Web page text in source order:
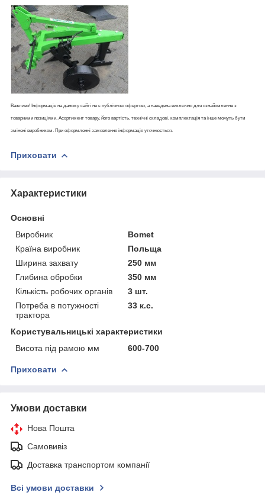
Важливо! Інформація на даному сайті не є публічною офертою, а наведена виключно для ознайомлення з
товарними позиціями. Асортимент товару, його вартість, технічні складові, комплектація та інше можуть бути
змінені виробником. При оформленні замовлення інформація уточнюється.
Приховати
Характеристики
Основні
Виробник
Bomet
Країна виробник
Польща
Ширина захвату
250 мм
Глибина обробки
350 мм
Кількість робочих органів
3 шт.
Потреба в потужності
трактора
33 к.с.
Користувальницькі характеристики
Висота під рамою мм
600-700
Приховати
Умови доставки
Нова Пошта
Самовивіз
Доставка транспортом компанії
Всі умови доставки